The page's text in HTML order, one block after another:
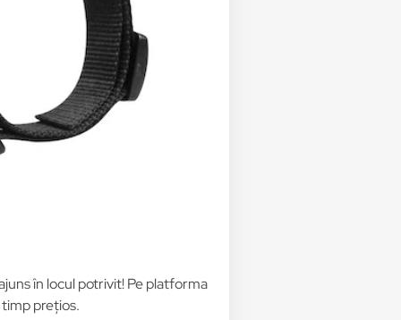
în locul potrivit! Pe platforma
prețios.